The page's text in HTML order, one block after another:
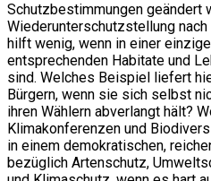
Schutzbestimmungen geändert
Wiederunterschutzstellung
hilft wenig, wenn in einer
entsprechenden Habitate und
sind. Welches Beispiel liefert
Bürgern, wenn sie sich selbst
ihren Wählern abverlangt hält?
Klimakonferenzen und
in einem demokratischen,
bezüglich Artenschutz,